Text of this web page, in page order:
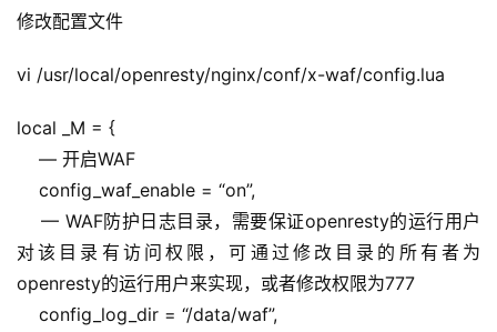
修改配置文件
vi /usr/local/openresty/nginx/conf/x-waf/config.lua
local _M = {
— 开启WAF
config_waf_enable = “on”,
— WAF防护日志目录，需要保证openresty的运行用户
对该目录有访问权限，可通过修改目录的所有者为
openresty的运行用户来实现，或者修改权限为777
config_log_dir = “/data/waf”,